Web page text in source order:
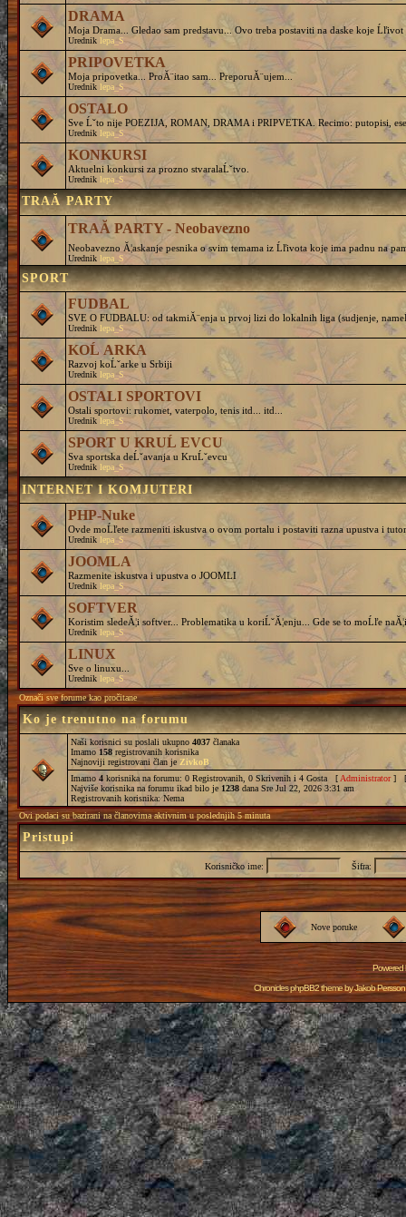
DRAMA
Moja Drama... Gledao sam predstavu... Ovo treba postaviti na daske koje Ĺľivot
Urednik lepa_S
PRIPOVETKA
Moja pripovetka... ProĂ¨itao sam... PreporuĂ¨ujem...
Urednik lepa_S
OSTALO
Sve Ĺˇto nije POEZIJA, ROMAN, DRAMA i PRIPVETKA. Recimo: putopisi,
Urednik lepa_S
KONKURSI
Aktuelni konkursi za prozno stvaralaĹˇtvo.
Urednik lepa_S
TRAĂ PARTY
TRAĂ PARTY - Neobavezno
Neobavezno Ă¦askanje pesnika o svim temama iz Ĺľivota koje ima padnu na
Urednik lepa_S
SPORT
FUDBAL
SVE O FUDBALU: od takmiĂ¨enja u prvoj lizi do lokalnih liga (sudjenje,
Urednik lepa_S
KOĹ ARKA
Razvoj koĹˇarke u Srbiji
Urednik lepa_S
OSTALI SPORTOVI
Ostali sportovi: rukomet, vaterpolo, tenis itd... itd...
Urednik lepa_S
SPORT U KRUĹ EVCU
Sva sportska deĹˇavanja u KruĹˇevcu
Urednik lepa_S
INTERNET I KOMJUTERI
PHP-Nuke
Ovde moĹľete razmeniti iskustva o ovom portalu i postaviti razna upustva i
Urednik lepa_S
JOOMLA
Razmenite iskustva i upustva o JOOMLI
Urednik lepa_S
SOFTVER
Koristim sledeĂ¦i softver... Problematika u koriĹˇĂ¦enju... Gde se to moĹľe
Urednik lepa_S
LINUX
Sve o linuxu...
Urednik lepa_S
Označi sve forume kao pročitane
Ko je trenutno na forumu
Naši korisnici su poslali ukupno 4037 članaka
Imamo 158 registrovanih korisnika
Najnoviji registrovani član je ZivkoB
Imamo 4 korisnika na forumu: 0 Registrovanih, 0 Skrivenih i 4 Gosta [ Administrator]
Najviše korisnika na forumu ikad bilo je 1238 dana Sre Jul 22, 2026 3:31 am
Registrovanih korisnika: Nema
Ovi podaci su bazirani na članovima aktivnim u poslednjih 5 minuta
Pristupi
Korisničko ime: Šifra:
Nove poruke
Powered
Chronicles phpBB2 theme byJakob Persson